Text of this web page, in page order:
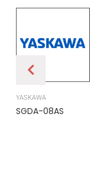
YASKAWA
SGDA-08AS